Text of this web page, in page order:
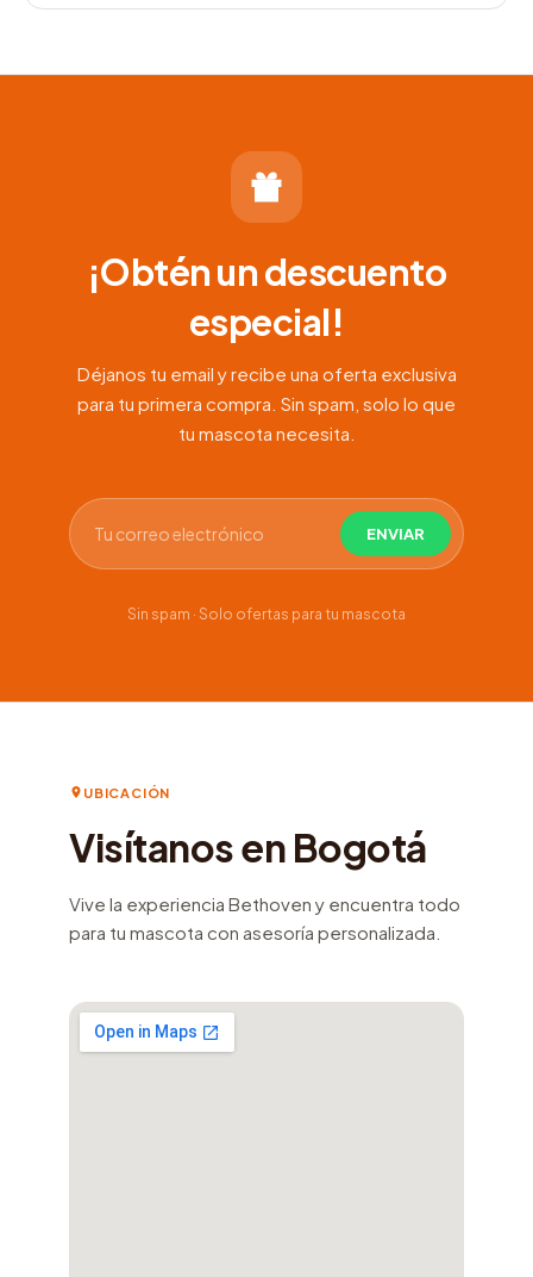
de
¡Obtén un descuento
especial!
Déjanos tu email y recibe una oferta exclusiva
para tu primera compra. Sin spam, solo lo que
tu mascota necesita.
Sin spam · Solo ofertas para tu mascota
UBICACIÓN
Visítanos en Bogotá
Vive la experiencia Bethoven y encuentra todo
para tu mascota con asesoría personalizada.